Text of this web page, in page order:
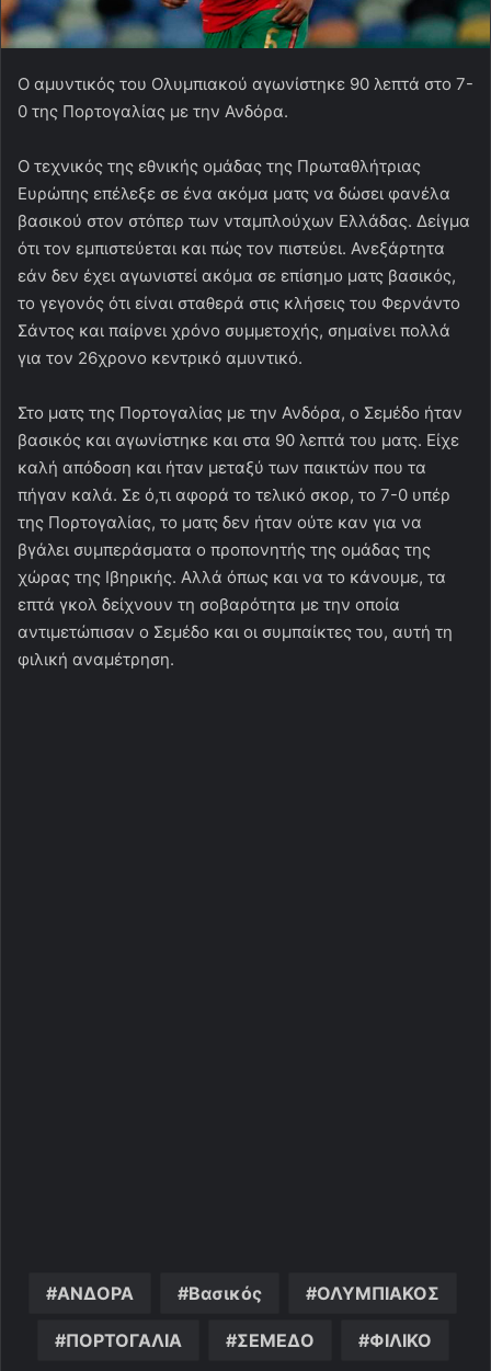
O αμυντικός του Ολυμπιακού αγωνίστηκε 90 λεπτά στο 7-
0 της Πορτογαλίας με την Ανδόρα.
Ο τεχνικός της εθνικής ομάδας της Πρωταθλήτριας
Ευρώπης επέλεξε σε ένα ακόμα ματς να δώσει φανέλα
βασικού στον στόπερ των νταμπλούχων Ελλάδας. Δείγμα
ότι τον εμπιστεύεται και πώς τον πιστεύει. Ανεξάρτητα
εάν δεν έχει αγωνιστεί ακόμα σε επίσημο ματς βασικός,
το γεγονός ότι είναι σταθερά στις κλήσεις του Φερνάντο
Σάντος και παίρνει χρόνο συμμετοχής, σημαίνει πολλά
για τον 26χρονο κεντρικό αμυντικό.
Στο ματς της Πορτογαλίας με την Ανδόρα, ο Σεμέδο ήταν
βασικός και αγωνίστηκε και στα 90 λεπτά του ματς. Είχε
καλή απόδοση και ήταν μεταξύ των παικτών που τα
πήγαν καλά. Σε ό,τι αφορά το τελικό σκορ, το 7-0 υπέρ
της Πορτογαλίας, το ματς δεν ήταν ούτε καν για να
βγάλει συμπεράσματα ο προπονητής της ομάδας της
χώρας της Ιβηρικής. Αλλά όπως και να το κάνουμε, τα
επτά γκολ δείχνουν τη σοβαρότητα με την οποία
αντιμετώπισαν ο Σεμέδο και οι συμπαίκτες του, αυτή τη
φιλική αναμέτρηση.
ΑΝΔΟΡΑ Βασικός ΟΛΥΜΠΙΑΚΟΣ
ΠΟΡΤΟΓΑΛΙΑ ΣΕΜΕΔΟ ΦΙΛΙΚΟ